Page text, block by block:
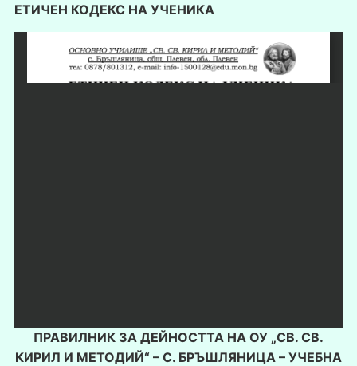
ЕТИЧЕН КОДЕКС НА УЧЕНИКА
ПРАВИЛНИК ЗА ДЕЙНОСТТА НА ОУ „СВ. СВ.
КИРИЛ И МЕТОДИЙ“ – С. БРЪШЛЯНИЦА – УЧЕБНА